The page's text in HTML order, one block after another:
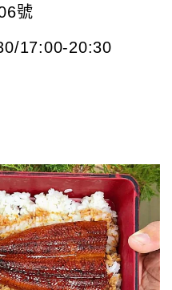
號
17:00-20:30